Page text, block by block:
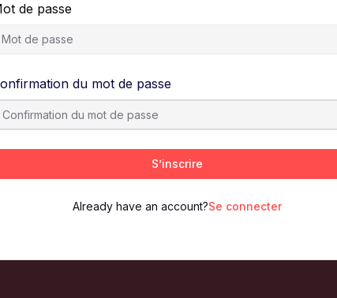
de passe
du mot de passe
S’inscrire
Already have an account?Se connecter